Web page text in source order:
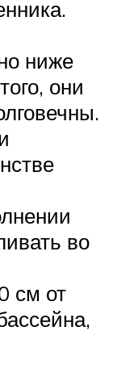
ниже
они
во
см от